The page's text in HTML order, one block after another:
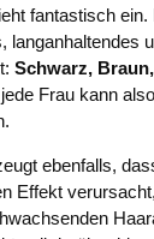
fantastisch
langanhaltendes
Schwarz,
Frau kann
ebenfalls,
Effekt